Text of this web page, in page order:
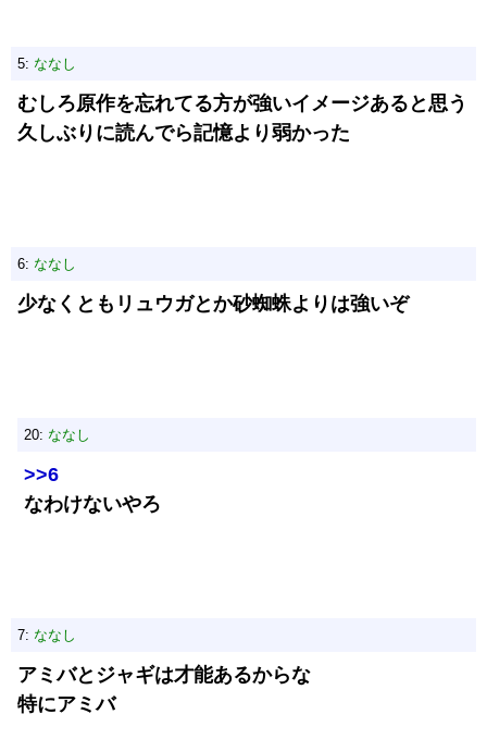
5: ななし
むしろ原作を忘れてる方が強いイメージあると思う
久しぶりに読んでら記憶より弱かった
6: ななし
少なくともリュウガとか砂蜘蛛よりは強いぞ
20: ななし
>>6
なわけないやろ
7: ななし
アミバとジャギは才能あるからな
特にアミバ